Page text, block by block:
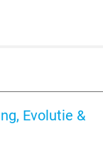
Evolutie &